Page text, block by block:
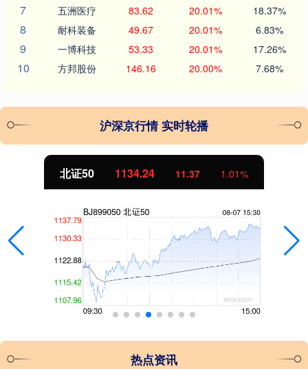
7 五洲医疗 83.62 20.01% 18.37%
8 耐科装备 49.67 20.01% 6.83%
9 一博科技 53.33 20.01% 17.26%
10 方邦股份 146.16 20.00% 7.68%
沪深京行情 实时轮播
北证50 1134.24 11.37 1.01%
热点资讯